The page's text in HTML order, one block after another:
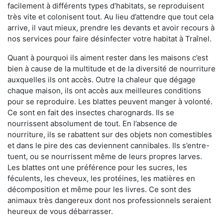
facilement à différents types d’habitats, se reproduisent
très vite et colonisent tout. Au lieu d’attendre que tout cela
arrive, il vaut mieux, prendre les devants et avoir recours à
nos services pour faire désinfecter votre habitat à Traînel.
Quant à pourquoi ils aiment rester dans les maisons c’est
bien à cause de la multitude et de la diversité de nourriture
auxquelles ils ont accès. Outre la chaleur que dégage
chaque maison, ils ont accès aux meilleures conditions
pour se reproduire. Les blattes peuvent manger à volonté.
Ce sont en fait des insectes charognards. Ils se
nourrissent absolument de tout. En l’absence de
nourriture, ils se rabattent sur des objets non comestibles
et dans le pire des cas deviennent cannibales. Ils s’entre-
tuent, ou se nourrissent même de leurs propres larves.
Les blattes ont une préférence pour les sucres, les
féculents, les cheveux, les protéines, les matières en
décomposition et même pour les livres. Ce sont des
animaux très dangereux dont nos professionnels seraient
heureux de vous débarrasser.